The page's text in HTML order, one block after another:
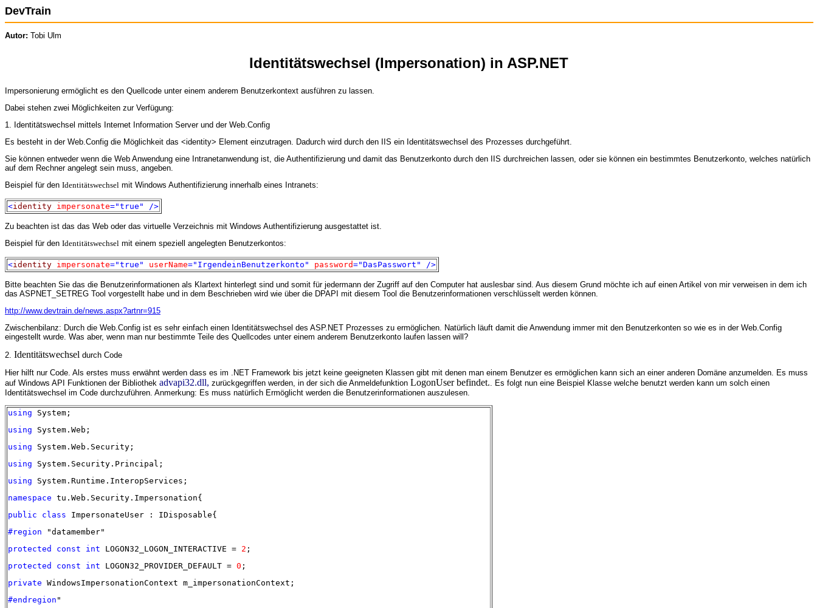
DevTrain
Autor: Tobi Ulm
Identitätswechsel (Impersonation) in ASP.NET
Impersonierung ermöglicht es den Quellcode unter einem anderem Benutzerkontext ausführen zu lassen.
Dabei stehen zwei Möglichkeiten zur Verfügung:
1. Identitätswechsel mittels Internet Information Server und der Web.Config
Es besteht in der Web.Config die Möglichkeit das <identity> Element einzutragen. Dadurch wird durch den IIS ein Identitätswechsel des Prozesses durchgeführt.
Sie können entweder wenn die Web Anwendung eine Intranetanwendung ist, die Authentifizierung und damit das Benutzerkonto durch den IIS durchreichen lassen, oder sie können ein bestimmtes Benutzerkonto, welches natürlich
auf dem Rechner angelegt sein muss, angeben.
Beispiel für den Identitätswechsel mit Windows Authentifizierung innerhalb eines Intranets:
<identity impersonate="true" />
Zu beachten ist das das Web oder das virtuelle Verzeichnis mit Windows Authentifizierung ausgestattet ist.
Beispiel für den Identitätswechsel mit einem speziell angelegten Benutzerkontos:
<identity impersonate="true" userName="IrgendeinBenutzerkonto" password="DasPasswort" />
Bitte beachten Sie das die Benutzerinformationen als Klartext hinterlegt sind und somit für jedermann der Zugriff auf den Computer hat auslesbar sind. Aus diesem Grund möchte ich auf einen Artikel von mir verweisen in dem ich
das ASPNET_SETREG Tool vorgestellt habe und in dem Beschrieben wird wie über die DPAPI mit diesem Tool die Benutzerinformationen verschlüsselt werden können.
http://www.devtrain.de/news.aspx?artnr=915
Zwischenbilanz: Durch die Web.Config ist es sehr einfach einen Identitätswechsel des ASP.NET Prozesses zu ermöglichen. Natürlich läuft damit die Anwendung immer mit den Benutzerkonten so wie es in der Web.Config
eingestellt wurde. Was aber, wenn man nur bestimmte Teile des Quellcodes unter einem anderem Benutzerkonto laufen lassen will?
2. Identitätswechsel durch Code
Hier hilft nur Code. Als erstes muss erwähnt werden dass es im .NET Framework bis jetzt keine geeigneten Klassen gibt mit denen man einem Benutzer es ermöglichen kann sich an einer anderen Domäne anzumelden. Es muss
auf Windows API Funktionen der Bibliothek advapi32.dll, zurückgegriffen werden, in der sich die Anmeldefunktion LogonUser befindet. . Es folgt nun eine Beispiel Klasse welche benutzt werden kann um solch einen
Identitätswechsel im Code durchzuführen. Anmerkung: Es muss natürlich Ermöglicht werden die Benutzerinformationen auszulesen.
using System;
using System.Web;
using System.Web.Security;
using System.Security.Principal;
using System.Runtime.InteropServices;
namespace tu.Web.Security.Impersonation{
public
class ImpersonateUser : IDisposable{
#region "datamember"
protected
const int LOGON32_LOGON_INTERACTIVE = 2 ;
protected
const int LOGON32_PROVIDER_DEFAULT = 0 ;
private WindowsImpersonationContext m_impersonationContext;
#endregion "